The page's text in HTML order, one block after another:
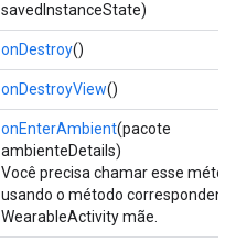
savedInstanceState)
onDestroy()
onDestroyView()
onEnterAmbient(pacote
ambienteDetails)
Você precisa chamar esse
usando o método
WearableActivity mãe.